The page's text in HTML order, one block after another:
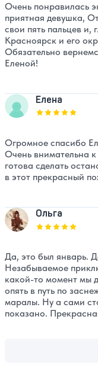
Очень понравилась
приятная девушка,
свои пять пальцев
Красноярск и его
Обязательно
Еленой!
Елена
Оценка,
Огромное спасибо
Очень внимательна к
готова сделать
в этот прекрасный
Ольга
Оценка,
Да, это был январь.
Незабываемое
какой-то момент мы
опять в путь по
маралы. Ну а сами
показано.